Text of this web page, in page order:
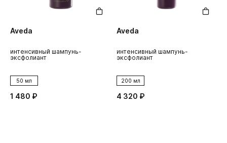
Aveda
интенсивный шампунь-
эксфолиант
50 мл
1 480 ₽
Aveda
интенсивный шампунь-
эксфолиант
200 мл
4 320 ₽